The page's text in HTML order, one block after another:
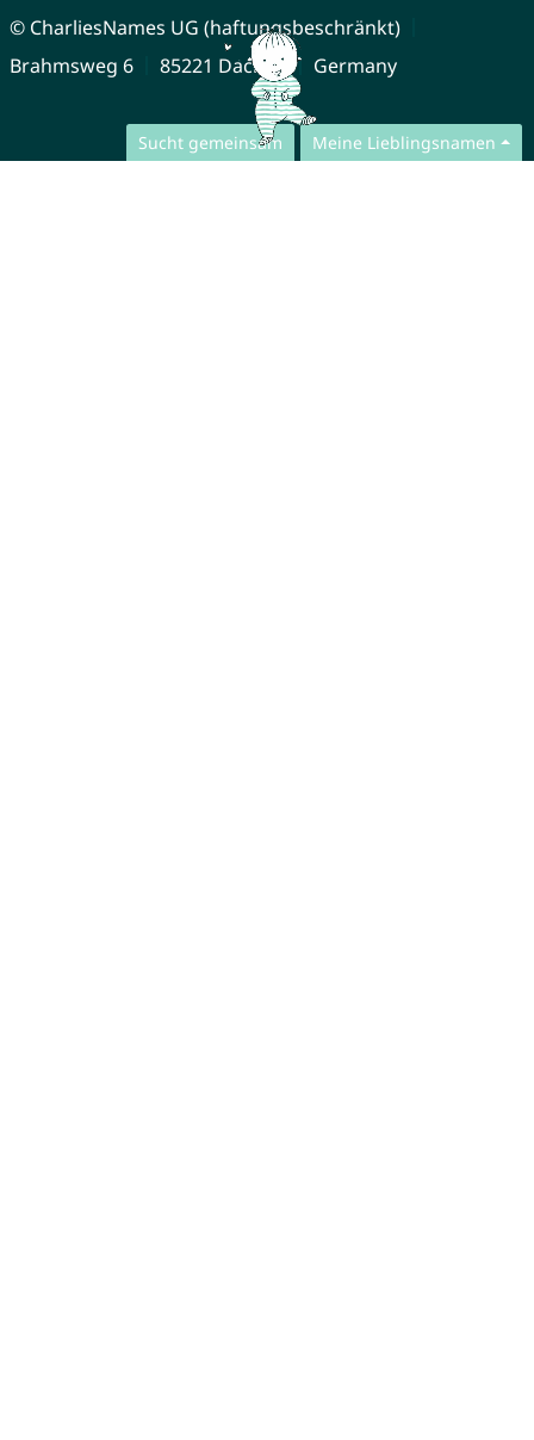
Sucht gemeinsam Meine Lieblingsnamen
© CharliesNames UG (haftungsbeschränkt)
Brahmsweg 6
85221 Dachau Germany